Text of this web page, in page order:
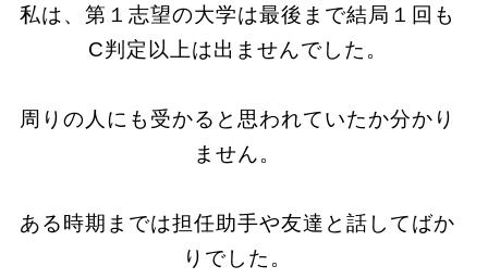
私は、第１志望の大学は最後まで結局１回も
C判定以上は出ませんでした。
周りの人にも受かると思われていたか分かり
ません。
ある時期までは担任助手や友達と話してばか
りでした。